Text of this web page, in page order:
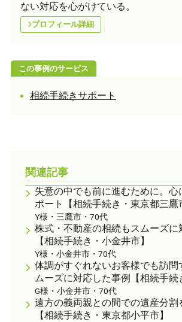
ない対応を心がけている。
プロフィール詳細
この事例のサービス
相続手続きサポート
関連記事
失意の中でも前に進むために。心
ポート【相続手続き・東京都三鷹
Y様・三鷹市・70代
株式・不動産の相続もスムーズに
【相続手続き・小金井市】
Y様・小金井市・70代
体調がすぐれないお客様でも訪問
ムーズに対応した事例【相続手続
G様・小金井市・70代
遠方の義両親との間での遺産分割
【相続手続き・東京都小平市】